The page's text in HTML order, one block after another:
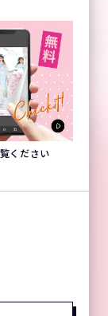
ください